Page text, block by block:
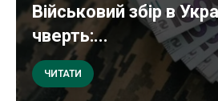
Військовий збір в
чверть:...
ЧИТАТИ